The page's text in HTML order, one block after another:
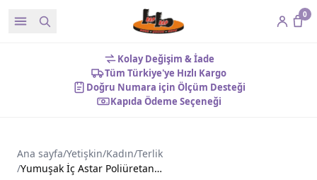
0
Kolay Değişim & İade
Tüm Türkiye'ye Hızlı Kargo
Doğru Numara için Ölçüm Desteği
Kapıda Ödeme Seçeneği
Ana sayfa/Yetişkin/Kadın/Terlik
/
Yumuşak İç Astar Poliüretan Taban Kadın Terlik Siyah